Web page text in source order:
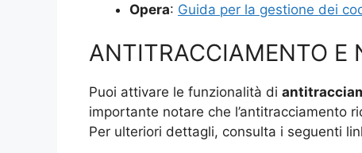
Opera: Guida per la gestione dei
ANTITRACCIAMENTO E
Puoi attivare le funzionalità di
importante notare che l’antitracciamento
Per ulteriori dettagli, consulta i seguenti